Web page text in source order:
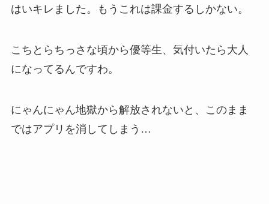
はいキレました。もうこれは課金するしかない。
こちとらちっさな頃から優等生、気付いたら大人
になってるんですわ。
にゃんにゃん地獄から解放されないと、このまま
ではアプリを消してしまう…